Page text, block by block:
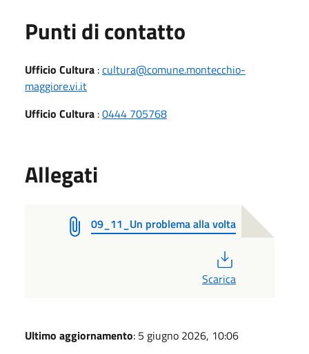
Punti di contatto
Ufficio Cultura :cultura@comune.montecchio-
maggiore.vi.it
Ufficio Cultura :0444 705768
Allegati
09_11_Un problema alla volta
Scarica
Ultimo aggiornamento: 5 giugno 2026, 10:06